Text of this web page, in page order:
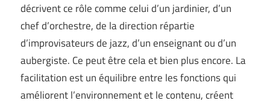
décrivent ce rôle comme celui d’un jardinier, d’un
chef d’orchestre, de la direction répartie
d’improvisateurs de jazz, d’un enseignant ou d’un
aubergiste. Ce peut être cela et bien plus encore. La
facilitation est un équilibre entre les fonctions qui
améliorent l’environnement et le contenu, créent